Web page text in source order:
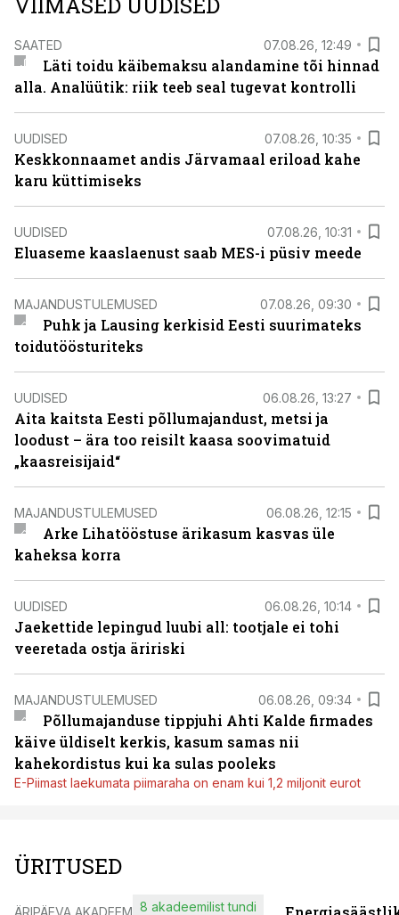
SAATED 07.08.26, 12:49
Läti toidu käibemaksu alandamine tõi hinnad
alla. Analüütik: riik teeb seal tugevat kontrolli
UUDISED 07.08.26, 10:35
Keskkonnaamet andis Järvamaal eriload kahe
karu küttimiseks
UUDISED 07.08.26, 10:31
Eluaseme kaaslaenust saab MES-i püsiv meede
MAJANDUSTULEMUSED 07.08.26, 09:30
Puhk ja Lausing kerkisid Eesti suurimateks
toidutöösturiteks
UUDISED 06.08.26, 13:27
Aita kaitsta Eesti põllumajandust, metsi ja
loodust – ära too reisilt kaasa soovimatuid
„kaasreisijaid“
MAJANDUSTULEMUSED 06.08.26, 12:15
Arke Lihatööstuse ärikasum kasvas üle
kaheksa korra
UUDISED 06.08.26, 10:14
Jaekettide lepingud luubi all: tootjale ei tohi
veeretada ostja äririski
MAJANDUSTULEMUSED 06.08.26, 09:34
Põllumajanduse tippjuhi Ahti Kalde firmades
käive üldiselt kerkis, kasum samas nii
kahekordistus kui ka sulas pooleks
E-Piimast laekumata piimaraha on enam kui 1,2 miljonit eurot
ÜRITUSED
ÄRIPÄEVA AKADEEMIA8 akadeemilist tundi